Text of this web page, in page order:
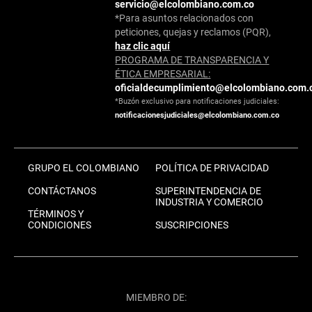
servicio@elcolombiano.com.co
*Para asuntos relacionados con
peticiones, quejas y reclamos (PQR),
haz clic aquí
PROGRAMA DE TRANSPARENCIA Y
ÉTICA EMPRESARIAL:
*Buzón exclusivo para notificaciones judiciales:
notificacionesjudiciales@elcolombiano.com.co
GRUPO EL COLOMBIANO
CONTÁCTANOS
TÉRMINOS Y
CONDICIONES
POLÍTICA DE PRIVACIDAD
SUPERINTENDENCIA DE
INDUSTRIA Y COMERCIO
SUSCRIPCIONES
MIEMBRO DE: